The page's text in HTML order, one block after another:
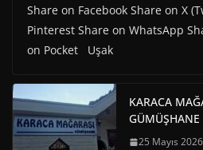
Share on Facebook Share on X
Pinterest Share on WhatsApp
on Pocket Uşak
KARACA
GÜMÜŞHANE
25 Mayıs 2026